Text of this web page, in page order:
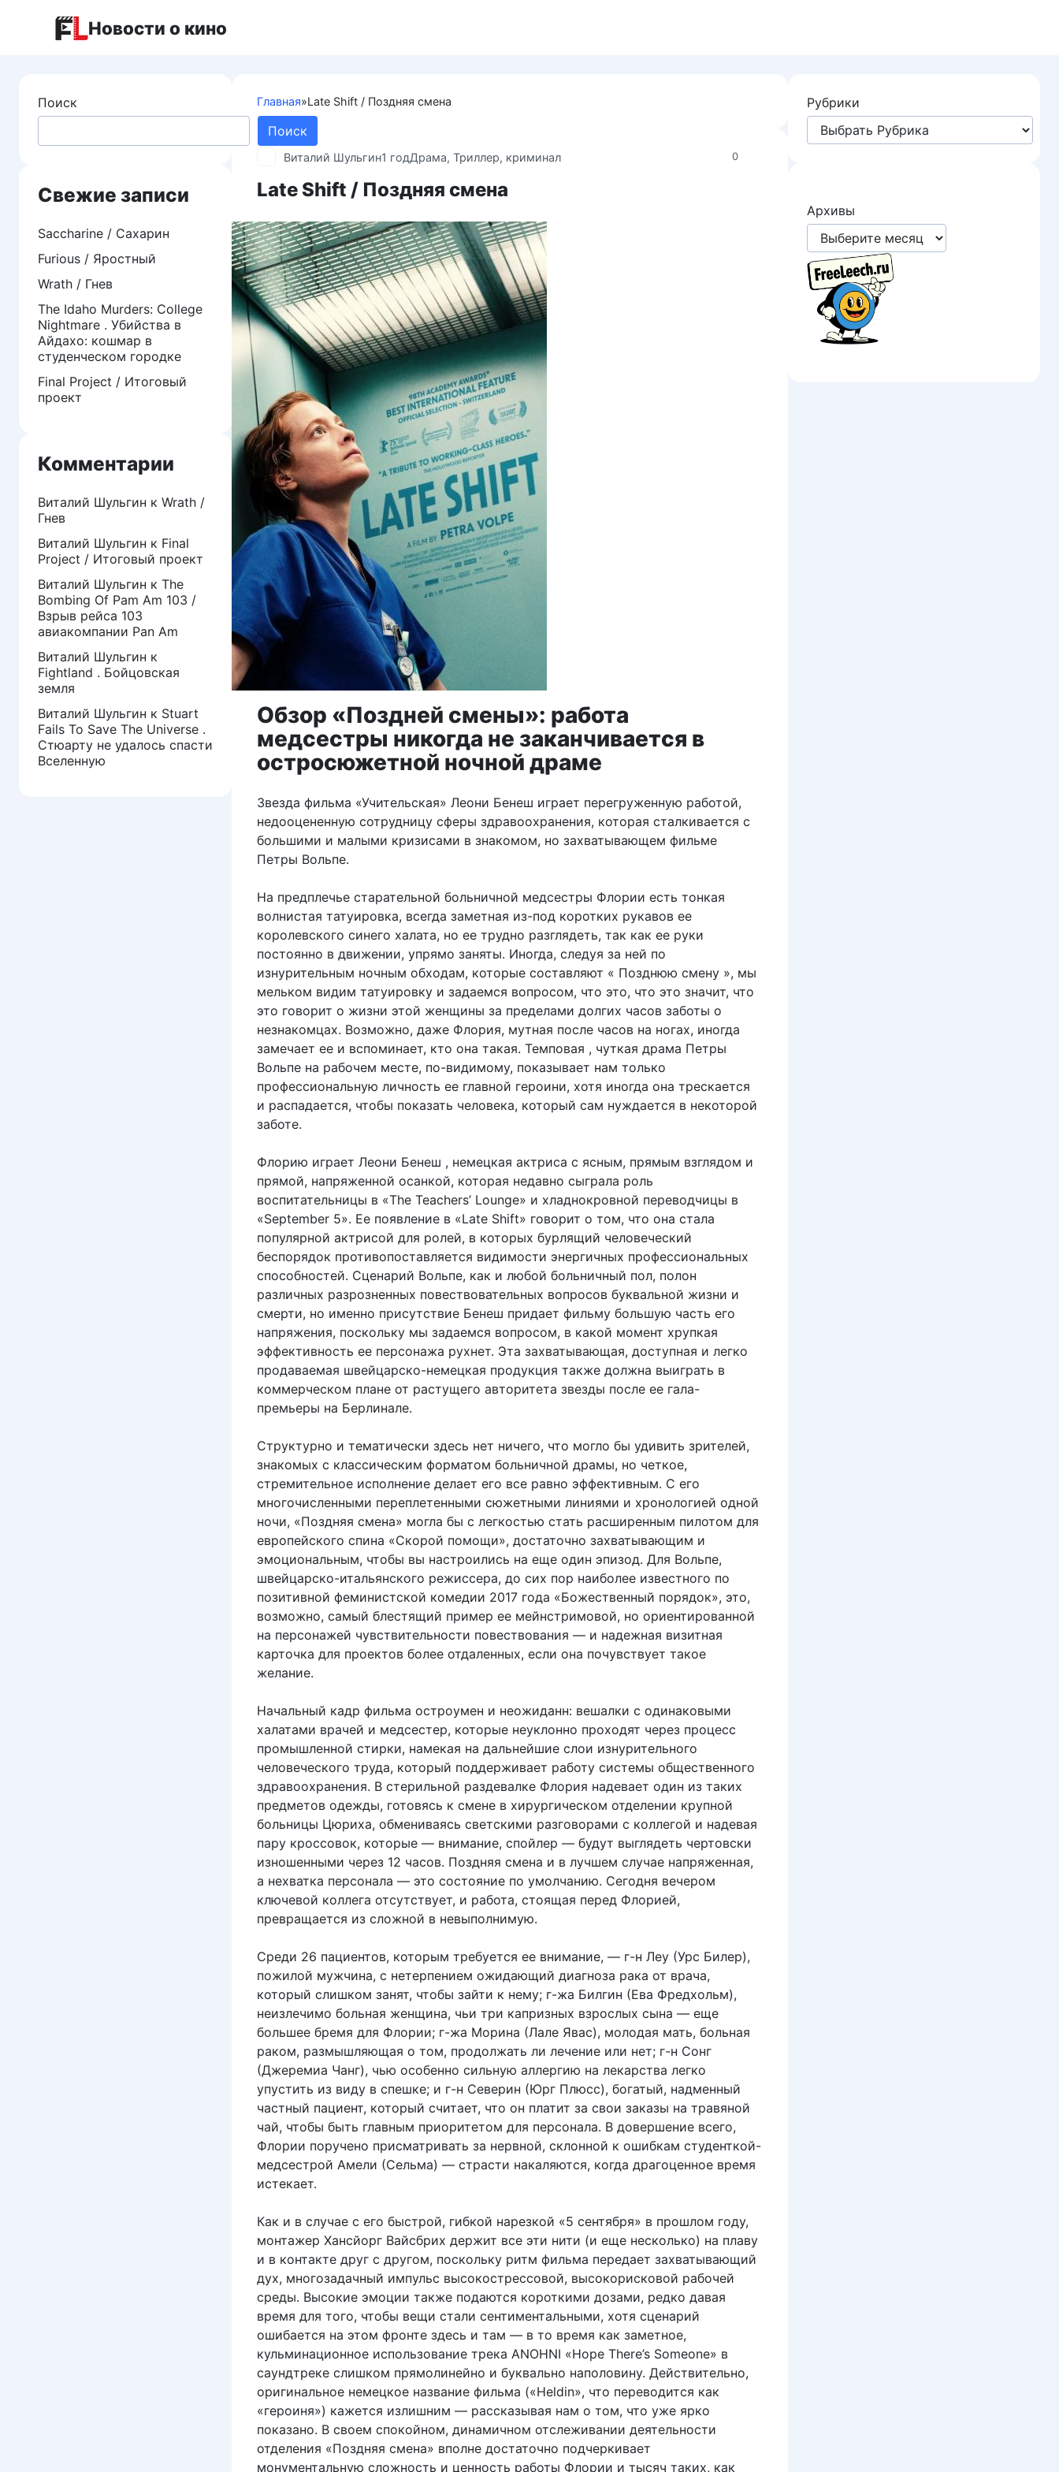
Новости о кино
Главная»Late Shift / Поздняя смена
0
Виталий Шульгин1 годДрама, Триллер, криминал
Late Shift / Поздняя смена
Обзор «Поздней смены»: работа
медсестры никогда не заканчивается в
остросюжетной ночной драме
Звезда фильма «Учительская» Леони Бенеш играет перегруженную работой,
недооцененную сотрудницу сферы здравоохранения, которая сталкивается с
большими и малыми кризисами в знакомом, но захватывающем фильме
Петры Вольпе.
На предплечье старательной больничной медсестры Флории есть тонкая
волнистая татуировка, всегда заметная из-под коротких рукавов ее
королевского синего халата, но ее трудно разглядеть, так как ее руки
постоянно в движении, упрямо заняты. Иногда, следуя за ней по
изнурительным ночным обходам, которые составляют « Позднюю смену », мы
мельком видим татуировку и задаемся вопросом, что это, что это значит, что
это говорит о жизни этой женщины за пределами долгих часов заботы о
незнакомцах. Возможно, даже Флория, мутная после часов на ногах, иногда
замечает ее и вспоминает, кто она такая. Темповая , чуткая драма Петры
Вольпе на рабочем месте, по-видимому, показывает нам только
профессиональную личность ее главной героини, хотя иногда она трескается
и распадается, чтобы показать человека, который сам нуждается в некоторой
заботе.
Флорию играет Леони Бенеш , немецкая актриса с ясным, прямым взглядом и
прямой, напряженной осанкой, которая недавно сыграла роль
воспитательницы в «The Teachers’ Lounge» и хладнокровной переводчицы в
«September 5». Ее появление в «Late Shift» говорит о том, что она стала
популярной актрисой для ролей, в которых бурлящий человеческий
беспорядок противопоставляется видимости энергичных профессиональных
способностей. Сценарий Вольпе, как и любой больничный пол, полон
различных разрозненных повествовательных вопросов буквальной жизни и
смерти, но именно присутствие Бенеш придает фильму большую часть его
напряжения, поскольку мы задаемся вопросом, в какой момент хрупкая
эффективность ее персонажа рухнет. Эта захватывающая, доступная и легко
продаваемая швейцарско-немецкая продукция также должна выиграть в
коммерческом плане от растущего авторитета звезды после ее гала-
премьеры на Берлинале.
Структурно и тематически здесь нет ничего, что могло бы удивить зрителей,
знакомых с классическим форматом больничной драмы, но четкое,
стремительное исполнение делает его все равно эффективным. С его
многочисленными переплетенными сюжетными линиями и хронологией одной
ночи, «Поздняя смена» могла бы с легкостью стать расширенным пилотом для
европейского спина «Скорой помощи», достаточно захватывающим и
эмоциональным, чтобы вы настроились на еще один эпизод. Для Вольпе,
швейцарско-итальянского режиссера, до сих пор наиболее известного по
позитивной феминистской комедии 2017 года «Божественный порядок», это,
возможно, самый блестящий пример ее мейнстримовой, но ориентированной
на персонажей чувствительности повествования — и надежная визитная
карточка для проектов более отдаленных, если она почувствует такое
желание.
Начальный кадр фильма остроумен и неожиданн: вешалки с одинаковыми
халатами врачей и медсестер, которые неуклонно проходят через процесс
промышленной стирки, намекая на дальнейшие слои изнурительного
человеческого труда, который поддерживает работу системы общественного
здравоохранения. В стерильной раздевалке Флория надевает один из таких
предметов одежды, готовясь к смене в хирургическом отделении крупной
больницы Цюриха, обмениваясь светскими разговорами с коллегой и надевая
пару кроссовок, которые — внимание, спойлер — будут выглядеть чертовски
изношенными через 12 часов. Поздняя смена и в лучшем случае напряженная,
а нехватка персонала — это состояние по умолчанию. Сегодня вечером
ключевой коллега отсутствует, и работа, стоящая перед Флорией,
превращается из сложной в невыполнимую.
Среди 26 пациентов, которым требуется ее внимание, — г-н Леу (Урс Билер),
пожилой мужчина, с нетерпением ожидающий диагноза рака от врача,
который слишком занят, чтобы зайти к нему; г-жа Билгин (Ева Фредхольм),
неизлечимо больная женщина, чьи три капризных взрослых сына — еще
большее бремя для Флории; г-жа Морина (Лале Явас), молодая мать, больная
раком, размышляющая о том, продолжать ли лечение или нет; г-н Сонг
(Джеремиа Чанг), чью особенно сильную аллергию на лекарства легко
упустить из виду в спешке; и г-н Северин (Юрг Плюсс), богатый, надменный
частный пациент, который считает, что он платит за свои заказы на травяной
чай, чтобы быть главным приоритетом для персонала. В довершение всего,
Флории поручено присматривать за нервной, склонной к ошибкам студенткой-
медсестрой Амели (Сельма) — страсти накаляются, когда драгоценное время
истекает.
Как и в случае с его быстрой, гибкой нарезкой «5 сентября» в прошлом году,
монтажер Хансйорг Вайсбрих держит все эти нити (и еще несколько) на плаву
и в контакте друг с другом, поскольку ритм фильма передает захватывающий
дух, многозадачный импульс высокострессовой, высокорисковой рабочей
среды. Высокие эмоции также подаются короткими дозами, редко давая
время для того, чтобы вещи стали сентиментальными, хотя сценарий
ошибается на этом фронте здесь и там — в то время как заметное,
кульминационное использование трека ANOHNI «Hope There’s Someone» в
саундтреке слишком прямолинейно и буквально наполовину. Действительно,
оригинальное немецкое название фильма («Heldin», что переводится как
«героиня») кажется излишним — рассказывая нам о том, что уже ярко
показано. В своем спокойном, динамичном отслеживании деятельности
отделения «Поздняя смена» вполне достаточно подчеркивает
монументальную сложность и ценность работы Флории и тысяч таких, как
Поиск
Поиск
Свежие записи
Saccharine / Сахарин
Furious / Яростный
Wrath / Гнев
The Idaho Murders: College
Nightmare . Убийства в
Айдахо: кошмар в
студенческом городке
Final Project / Итоговый
проект
Комментарии
Виталий Шульгин к Wrath /
Гнев
Виталий Шульгин к Final
Project / Итоговый проект
Виталий Шульгин к The
Bombing Of Pam Am 103 /
Взрыв рейса 103
авиакомпании Pan Am
Виталий Шульгин к
Fightland . Бойцовская
земля
Виталий Шульгин к Stuart
Fails To Save The Universe .
Стюарту не удалось спасти
Вселенную
Рубрики
Архивы